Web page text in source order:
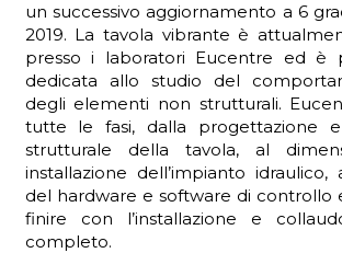
un successivo aggiornamento a 6
2019. La tavola vibrante è
presso i laboratori Eucentre ed è
dedicata allo studio del
degli elementi non strutturali.
tutte le fasi, dalla progettazione e
strutturale della tavola, al
installazione dell’impianto idraulico,
del hardware e software di controllo
finire con l’installazione e
completo.